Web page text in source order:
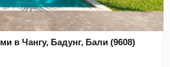
в Чангу, Бадунг, Бали (9608)